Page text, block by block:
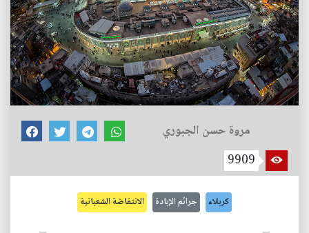
مروة حسن الجبوري
9909
كربلاء جرائم الإبادة الانتفاضة الشعبانية